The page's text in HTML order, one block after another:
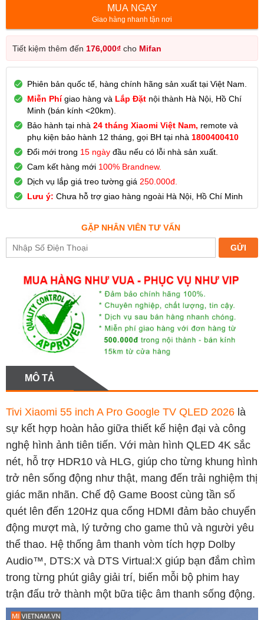
MUA NGAY
Giao hàng nhanh tận nơi
Tiết kiệm thêm đến 176,000₫ cho Mifan
Phiên bản quốc tế, hàng chính hãng sản xuất tại Việt Nam.
Miễn Phígiao hàng và Lắp Đặt nội thành Hà Nội, Hồ Chí
Minh (bán kính <20km).
Bảo hành tại nhà 24 tháng Xiaomi Việt Nam, remote và
phụ kiện bảo hành 12 tháng, gọi BH tại nhà 1800400410
Đổi mới trong 15 ngày đầu nếu có lỗi nhà sản xuất.
Cam kết hàng mới 100% Brandnew.
Dịch vụ lắp giá treo tường giá 250.000đ.
Lưu ý: Chưa hỗ trợ giao hàng ngoài Hà Nội, Hồ Chí Minh
GẶP NHÂN VIÊN TƯ VẤN
MÔ TẢ
Tivi Xiaomi 55 inch A Pro Google TV QLED 2026 là
sự kết hợp hoàn hảo giữa thiết kế hiện đại và công
nghệ hình ảnh tiên tiến. Với màn hình QLED 4K sắc
nét, hỗ trợ HDR10 và HLG, giúp cho từng khung hình
trở nên sống động như thật, mang đến trải nghiệm thị
giác mãn nhãn. Chế độ Game Boost cùng tần số
quét lên đến 120Hz qua cổng HDMI đảm bảo chuyển
động mượt mà, lý tưởng cho game thủ và người yêu
thể thao. Hệ thống âm thanh vòm tích hợp Dolby
Audio™, DTS:X và DTS Virtual:X giúp bạn đắm chìm
trong từng phút giây giải trí, biến mỗi bộ phim hay
trận đấu trở thành một bữa tiệc âm thanh sống động.